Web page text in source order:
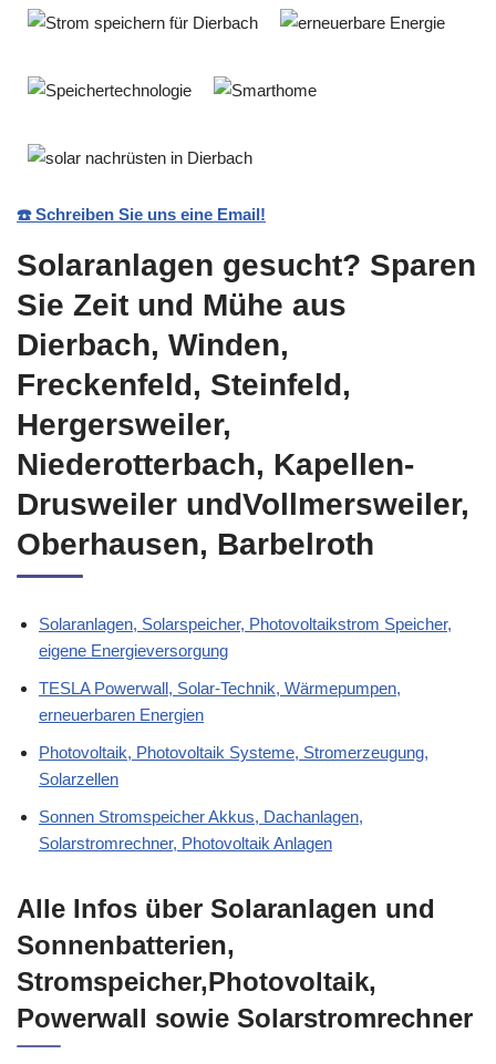
☎️ Schreiben Sie uns eine Email!
Solaranlagen gesucht? Sparen
Sie Zeit und Mühe aus
Dierbach, Winden,
Freckenfeld, Steinfeld,
Hergersweiler,
Niederotterbach, Kapellen-
Drusweiler undVollmersweiler,
Oberhausen, Barbelroth
Solaranlagen, Solarspeicher, Photovoltaikstrom Speicher,
eigene Energieversorgung
TESLA Powerwall, Solar-Technik, Wärmepumpen,
erneuerbaren Energien
Photovoltaik, Photovoltaik Systeme, Stromerzeugung,
Solarzellen
Sonnen Stromspeicher Akkus, Dachanlagen,
Solarstromrechner, Photovoltaik Anlagen
Alle Infos über Solaranlagen und
Sonnenbatterien,
Stromspeicher,Photovoltaik,
Powerwall sowie Solarstromrechner